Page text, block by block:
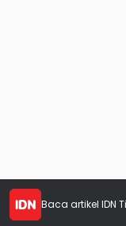
Baca artikel IDN